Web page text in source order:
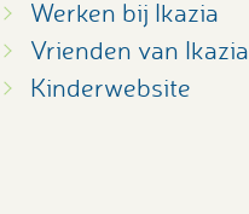
Werken bij Ikazia
Vrienden van Ikazia
Kinderwebsite